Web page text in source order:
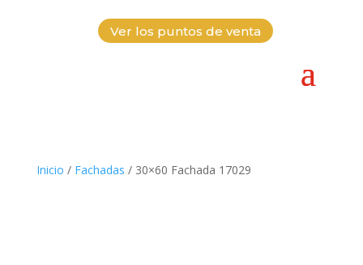
Ver los puntos de venta
Inicio / Fachadas / 30×60 Fachada 17029